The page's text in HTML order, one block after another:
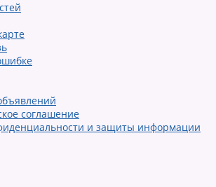
соглашение
и защиты информации